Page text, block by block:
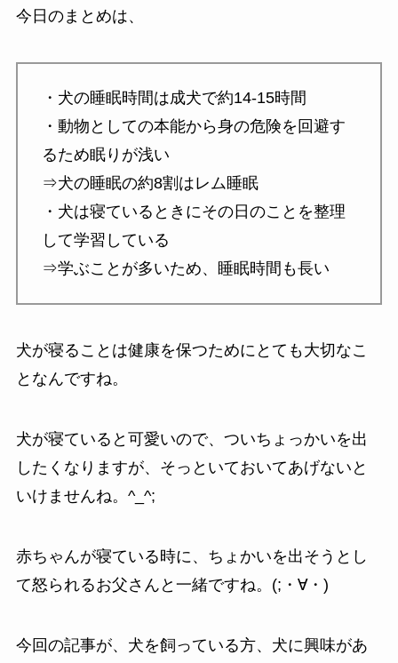
今日のまとめは、
・犬の睡眠時間は成犬で約14-15時間
・動物としての本能から身の危険を回避す
るため眠りが浅い
⇒犬の睡眠の約8割はレム睡眠
・犬は寝ているときにその日のことを整理
して学習している
⇒学ぶことが多いため、睡眠時間も長い
犬が寝ることは健康を保つためにとても大切なこ
となんですね。
犬が寝ていると可愛いので、ついちょっかいを出
したくなりますが、そっといておいてあげないと
いけませんね。^_^;
赤ちゃんが寝ている時に、ちょかいを出そうとし
て怒られるお父さんと一緒ですね。(;・∀・)
今回の記事が、犬を飼っている方、犬に興味があ